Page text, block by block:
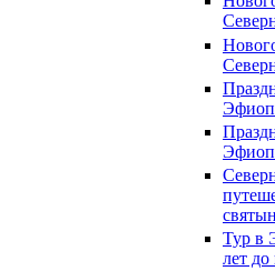
Тур в
лет